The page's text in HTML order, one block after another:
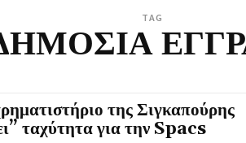
TAG
της Σιγκαπούρης
ταχύτητα για την Spacs